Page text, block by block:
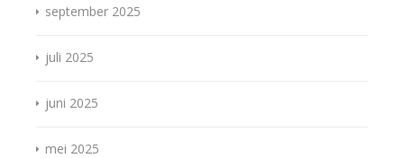
september 2025
juli 2025
juni 2025
mei 2025